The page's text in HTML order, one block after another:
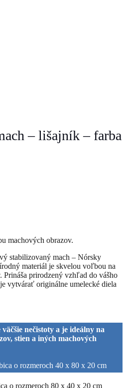
– lišajník – farba
machových obrazov.
stabilizovaný mach – Nórsky
materiál je skvelou voľbou na
Prináša prirodzený vzhľad do vášho
vytvárať originálne umelecké diela
nečistoty a je ideálny na
stien a iných machových
o rozmeroch 40 x 80 x 20 cm
o rozmeroch 80 x 40 x 20 cm